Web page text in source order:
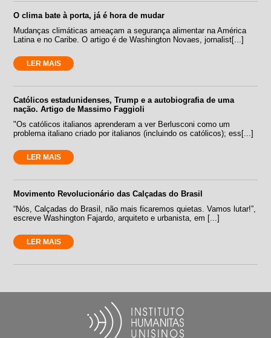
O clima bate à porta, já é hora de mudar
Mudanças climáticas ameaçam a segurança alimentar na América
Latina e no Caribe. O artigo é de Washington Novaes, jornalist[...]
LER MAIS
Católicos estadunidenses, Trump e a autobiografia de uma
nação. Artigo de Massimo Faggioli
"Os católicos italianos aprenderam a ver Berlusconi como um
problema italiano criado por italianos (incluindo os católicos); ess[...]
LER MAIS
Movimento Revolucionário das Calçadas do Brasil
“Nós, Calçadas do Brasil, não mais ficaremos quietas. Vamos lutar!”,
escreve Washington Fajardo, arquiteto e urbanista, em [...]
LER MAIS